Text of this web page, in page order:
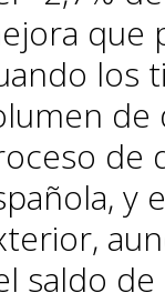
que
los
de
de
y
saldo